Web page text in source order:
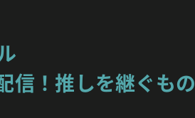
！推しを継ぐもの